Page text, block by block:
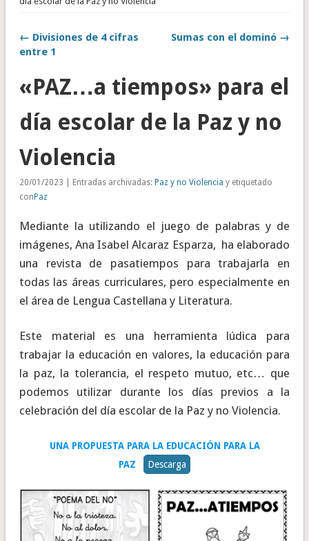
← Divisiones de 4 cifras
entre 1
Sumas con el dominó →
«PAZ…a tiempos» para el
día escolar de la Paz y no
Violencia
20/01/2023 | Entradas archivadas: Paz y no Violencia y etiquetado
con Paz
Mediante la utilizando el juego de palabras y de
imágenes, Ana Isabel Alcaraz Esparza, ha elaborado
una revista de pasatiempos para trabajarla en
todas las áreas curriculares, pero especialmente en
el área de Lengua Castellana y Literatura.
Este material es una herramienta lúdica para
trabajar la educación en valores, la educación para
la paz, la tolerancia, el respeto mutuo, etc… que
podemos utilizar durante los días previos a la
celebración del día escolar de la Paz y no Violencia.
UNA PROPUESTA PARA LA EDUCACIÓN PARA LA
PAZ
Descarga